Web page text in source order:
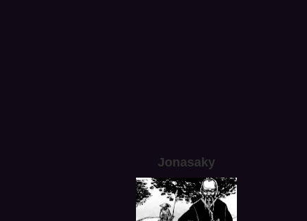
Jonasaky